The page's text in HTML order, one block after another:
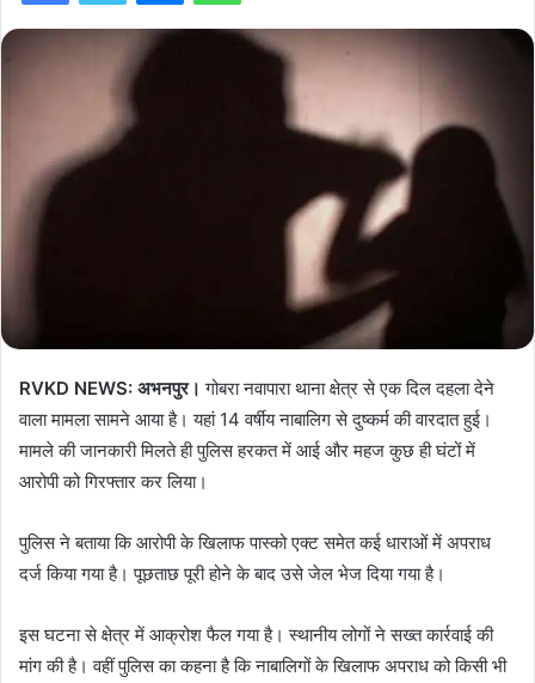
RVKD NEWS: अभनपुर। गोबरा नवापारा थाना क्षेत्र से एक दिल दहला देने
वाला मामला सामने आया है। यहां 14 वर्षीय नाबालिग से दुष्कर्म की वारदात हुई।
मामले की जानकारी मिलते ही पुलिस हरकत में आई और महज कुछ ही घंटों में
आरोपी को गिरफ्तार कर लिया।
पुलिस ने बताया कि आरोपी के खिलाफ पास्को एक्ट समेत कई धाराओं में अपराध
दर्ज किया गया है। पूछताछ पूरी होने के बाद उसे जेल भेज दिया गया है।
इस घटना से क्षेत्र में आक्रोश फैल गया है। स्थानीय लोगों ने सख्त कार्रवाई की
मांग की है। वहीं पुलिस का कहना है कि नाबालिगों के खिलाफ अपराध को किसी भी